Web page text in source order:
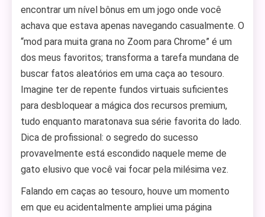
encontrar um nível bônus em um jogo onde você
achava que estava apenas navegando casualmente. O
“mod para muita grana no Zoom para Chrome” é um
dos meus favoritos; transforma a tarefa mundana de
buscar fatos aleatórios em uma caça ao tesouro.
Imagine ter de repente fundos virtuais suficientes
para desbloquear a mágica dos recursos premium,
tudo enquanto maratonava sua série favorita do lado.
Dica de profissional: o segredo do sucesso
provavelmente está escondido naquele meme de
gato elusivo que você vai focar pela milésima vez.
Falando em caças ao tesouro, houve um momento
em que eu acidentalmente ampliei uma página